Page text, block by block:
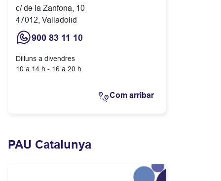
c/ de la Zanfona, 10
47012, Valladolid
900 83 11 10
Dilluns a divendres
10 a 14 h - 16 a 20 h
Com arribar
PAU Catalunya